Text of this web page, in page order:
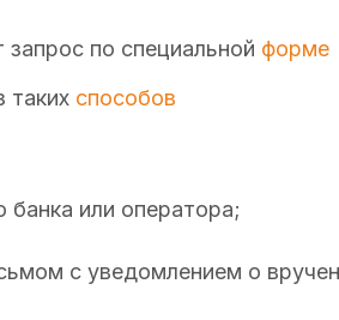
по специальной форме
таких способов
или оператора;
с уведомлением о